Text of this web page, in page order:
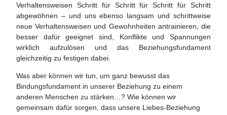
Verhaltensweisen Schritt für Schritt für Schritt für Schritt
abgewöhnen – und uns ebenso langsam und schrittweise
neue Verhaltensweisen und Gewohnheiten antrainieren, die
besser dafür geeignet sind, Konflikte und Spannungen
wirklich aufzulösen und das Beziehungsfundament
gleichzeitig zu festigen dabei.
Was aber können wir tun, um ganz bewusst das
Bindungsfundament in unserer Beziehung zu einem
anderen Menschen zu stärken…? Wie können wir
gemeinsam dafür sorgen, dass unsere Liebes-Beziehung